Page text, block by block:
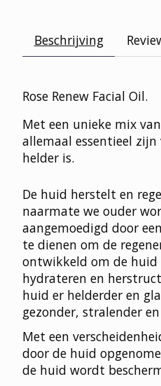
Beschrijving
Rose Renew Facial Oil.
Met een unieke mix
allemaal essentieel zijn
helder is.
De huid herstelt en
naarmate we ouder
aangemoedigd door
te dienen om de
ontwikkeld om de huid
hydrateren en
huid er helderder en
gezonder, stralender
Met een
door de huid
de huid wordt